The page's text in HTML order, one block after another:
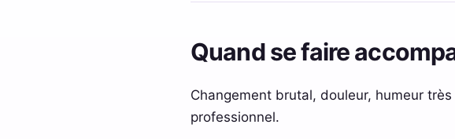
Quand se faire
Changement brutal, douleur, humeur
professionnel.